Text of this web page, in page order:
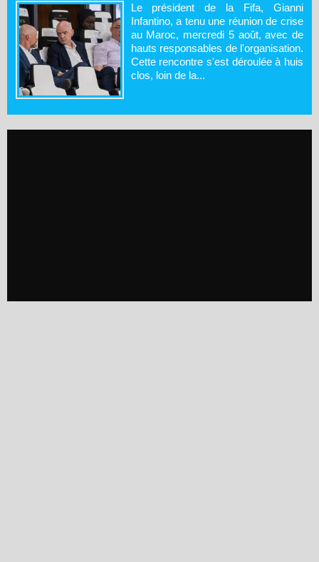
Le président de la Fifa, Gianni
Infantino, a tenu une réunion de crise
au Maroc, mercredi 5 août, avec de
hauts responsables de l'organisation.
Cette rencontre s'est déroulée à huis
clos, loin de la...